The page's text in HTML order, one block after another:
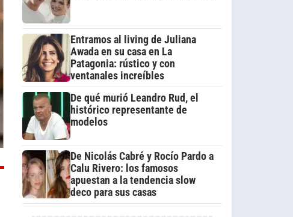
Entramos al living de Juliana
Awada en su casa en La
Patagonia: rústico y con
ventanales increíbles
De qué murió Leandro Rud, el
histórico representante de
modelos
De Nicolás Cabré y Rocío Pardo a
Calu Rivero: los famosos
apuestan a la tendencia slow
deco para sus casas